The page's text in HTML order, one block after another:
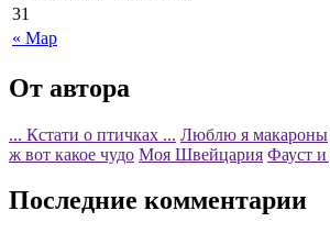
« Мар
31
От автора
... Кстати о птичках ... Люблю я макароны
ж вот какое чудо Моя Швейцария Фауст и
Последние комментарии